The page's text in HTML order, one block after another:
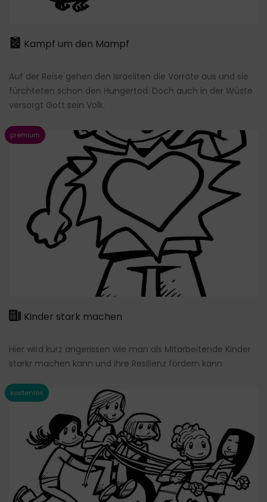
Kampf um den Mampf
Auf der Reise gehen den Israeliten die Vorräte aus und sie
fürchteten schon den Hungertod. Doch auch in der Wüste
versorgt Gott sein Volk.
Kinder stark machen
Hier wird kurz angerissen wie man als Mitarbeitende Kinder
starkr machen kann und ihre Resilienz fördern kann